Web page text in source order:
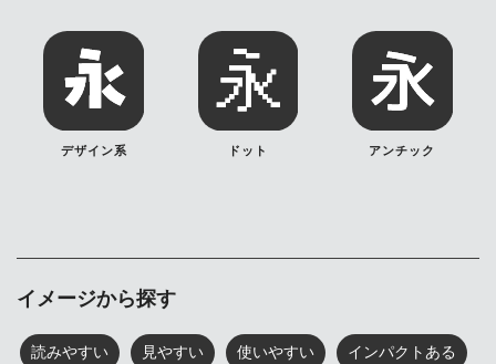
デザイン系 ドット アンチック
イメージから探す
読みやすい 見やすい 使いやすい インパクトある